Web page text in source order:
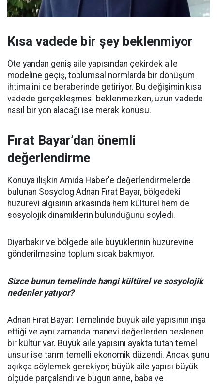
Kısa vadede bir şey beklenmiyor
Öte yandan geniş aile yapısından çekirdek aile
modeline geçiş, toplumsal normlarda bir dönüşüm
ihtimalini de beraberinde getiriyor. Bu değişimin kısa
vadede gerçekleşmesi beklenmezken, uzun vadede
nasıl bir yön alacağı ise merak konusu.
Fırat Bayar’dan önemli
değerlendirme
Konuya ilişkin Amida Haber'e değerlendirmelerde
bulunan Sosyolog Adnan Fırat Bayar, bölgedeki
huzurevi algısının arkasında hem kültürel hem de
sosyolojik dinamiklerin bulunduğunu söyledi.
Diyarbakır ve bölgede aile büyüklerinin huzurevine
gönderilmesine toplum sıcak bakmıyor.
Sizce bunun temelinde hangi kültürel ve sosyolojik
nedenler yatıyor?
Adnan Fırat Bayar: Temelinde büyük aile yapısının inşa
ettiği ve aynı zamanda manevi değerlerden beslenen
bir kültür var. Büyük aile yapısını ayakta tutan temel
unsur ise tarım temelli ekonomik düzendi. Ancak şunu
açıkça söylemek gerekiyor; büyük aile yapısı büyük
ölçüde parçalandı ve bugün anne, baba ve